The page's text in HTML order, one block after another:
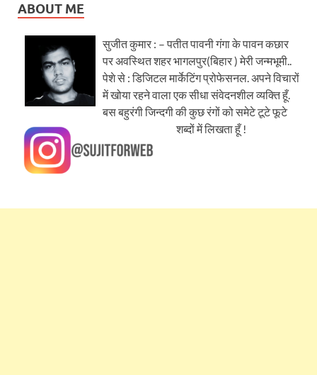
ABOUT ME
सुजीत कुमार : – पतीत पावनी गंगा के पावन कछार
पर अवस्थित शहर भागलपुर(बिहार ) मेरी जन्मभूमी..
पेशे से : डिजिटल मार्केटिंग प्रोफेसनल. अपने विचारों
में खोया रहने वाला एक सीधा संवेदनशील व्यक्ति हूँ.
बस बहुरंगी जिन्दगी की कुछ रंगों को समेटे टूटे फूटे
शब्दों में लिखता हूँ !